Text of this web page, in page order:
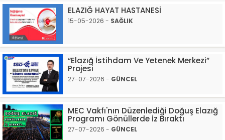
ELAZIĞ HAYAT HASTANESİ
15-05-2026 - SAĞLIK
“Elazığ İstihdam Ve Yetenek Merkezi”
Projesi
27-07-2026 - GÜNCEL
MEC Vakfı'nın Düzenlediği Doğuş Elazığ
Programı Gönüllerde İz Bıraktı
27-07-2026 - GÜNCEL